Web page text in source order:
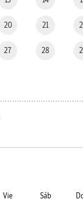
20 21
27 28
Vie Sáb